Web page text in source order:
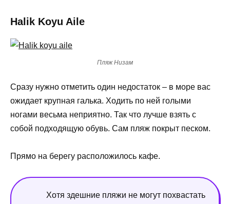
Halik Koyu Aile
Пляж Низам
Сразу нужно отметить один недостаток – в море вас
ожидает крупная галька. Ходить по ней голыми
ногами весьма неприятно. Так что лучше взять с
собой подходящую обувь. Сам пляж покрыт песком.
Прямо на берегу расположилось кафе.
Хотя здешние пляжи не могут похвастать